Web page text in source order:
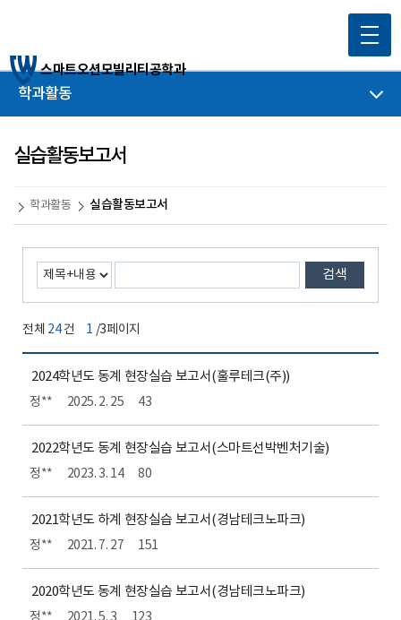
스마트오션모빌리티공학과
학과활동
실습활동보고서
학과활동 실습활동보고서
검색
전체 24건 1 /3페이지
2024학년도 동계 현장실습 보고서(훌루테크(주))
정** 2025. 2. 25 43
2022학년도 동계 현장실습 보고서(스마트선박벤처기술)
정** 2023. 3. 14 80
2021학년도 하계 현장실습 보고서(경남테크노파크)
정** 2021. 7. 27 151
2020학년도 동계 현장실습 보고서(경남테크노파크)